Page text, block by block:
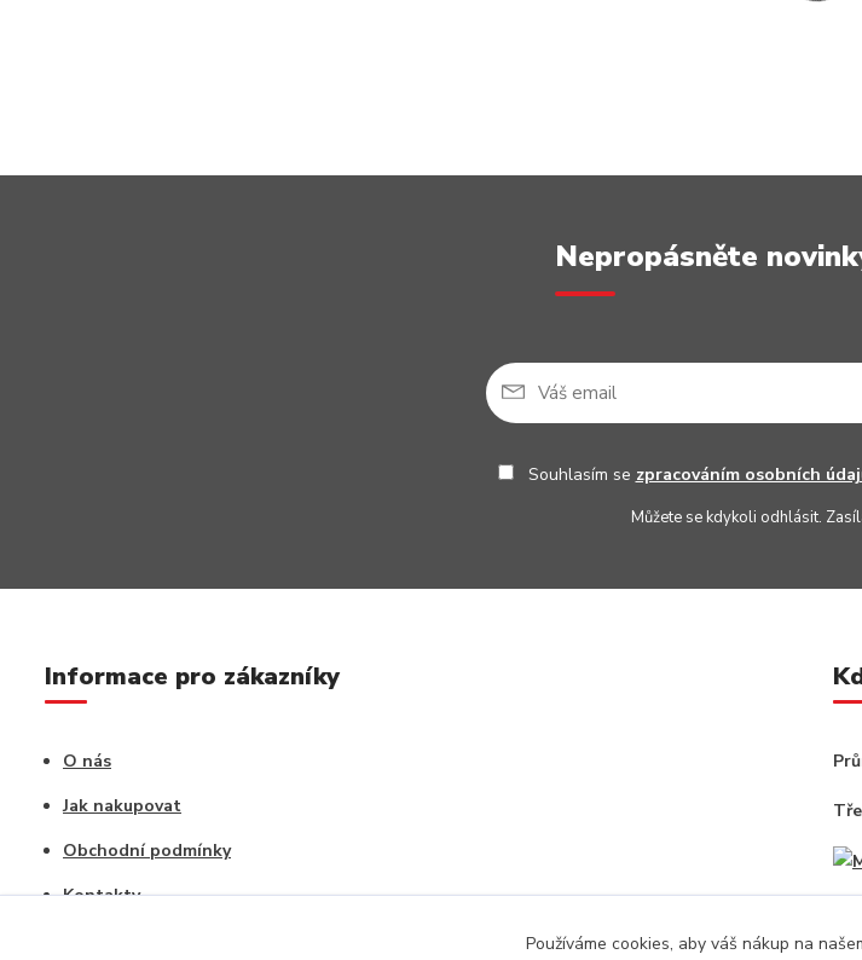
Nepropásněte
Souhlasím se zpracováním osobních
Můžete se kdykoli odhlásit.
Informace pro zákazníky
O nás
Jak nakupovat
Obchodní podmínky
Kontakty
Používáme cookies, aby váš nákup na